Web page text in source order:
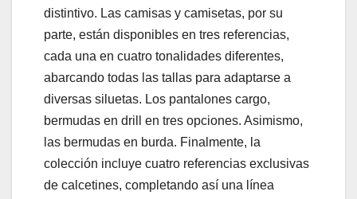
distintivo. Las camisas y camisetas, por su
parte, están disponibles en tres referencias,
cada una en cuatro tonalidades diferentes,
abarcando todas las tallas para adaptarse a
diversas siluetas. Los pantalones cargo,
bermudas en drill en tres opciones. Asimismo,
las bermudas en burda. Finalmente, la
colección incluye cuatro referencias exclusivas
de calcetines, completando así una línea